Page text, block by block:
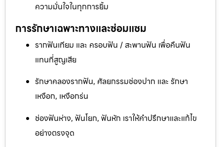
ความมั่นใจในทุกการยิ้ม
การรักษาเฉพาะทางและซ่อมแซม
รากฟันเทียม และ ครอบฟัน / สะพานฟัน เพื่อคืนฟัน
แทนที่สูญเสีย
รักษาคลองรากฟัน, ศัลยกรรมช่องปาก และ รักษา
เหงือก, เหงือกร่น
ช่องฟันห่าง, ฟันโยก, ฟันหัก เราให้คำปรึกษาและแก้ไข
อย่างตรงจุด